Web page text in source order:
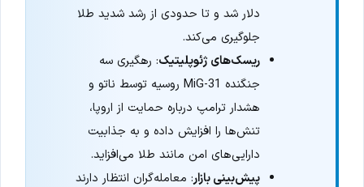
دلار شد و تا حدودی از رشد شدید طلا
جلوگیری می‌کند.
ریسک‌های ژئوپلیتیک: رهگیری سه
جنگنده MiG-31 روسیه توسط ناتو و
هشدار ترامپ درباره حمایت از اروپا،
تنش‌ها را افزایش داده و به جذابیت
دارایی‌های امن مانند طلا می‌افزاید.
پیش‌بینی بازار: معامله‌گران انتظار دارند